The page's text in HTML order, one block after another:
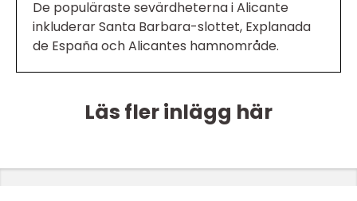
De populäraste sevärdheterna i Alicante
inkluderar Santa Barbara-slottet, Explanada
de España och Alicantes hamnområde.
Läs fler inlägg här